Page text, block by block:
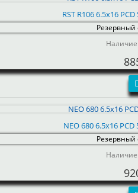
RST R106 6.5x16
Резервный
Наличие:
NEO 680 6.5x16 PCD
Резервный
Наличие: